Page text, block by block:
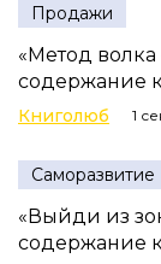
Продажи
«Метод волка
содержание
Книголюб 1
Саморазвитие
«Выйди из
содержание